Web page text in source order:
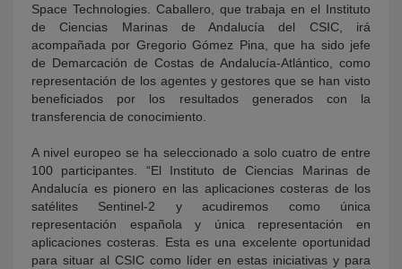
Space Technologies. Caballero, que trabaja en el Instituto
de Ciencias Marinas de Andalucía del CSIC, irá
acompañada por Gregorio Gómez Pina, que ha sido jefe
de Demarcación de Costas de Andalucía-Atlántico, como
representación de los agentes y gestores que se han visto
beneficiados por los resultados generados con la
transferencia de conocimiento.
A nivel europeo se ha seleccionado a solo cuatro de entre
100 participantes. “El Instituto de Ciencias Marinas de
Andalucía es pionero en las aplicaciones costeras de los
satélites Sentinel-2 y acudiremos como única
representación española y única representación en
aplicaciones costeras. Esta es una excelente oportunidad
para situar al CSIC como líder en estas iniciativas y para